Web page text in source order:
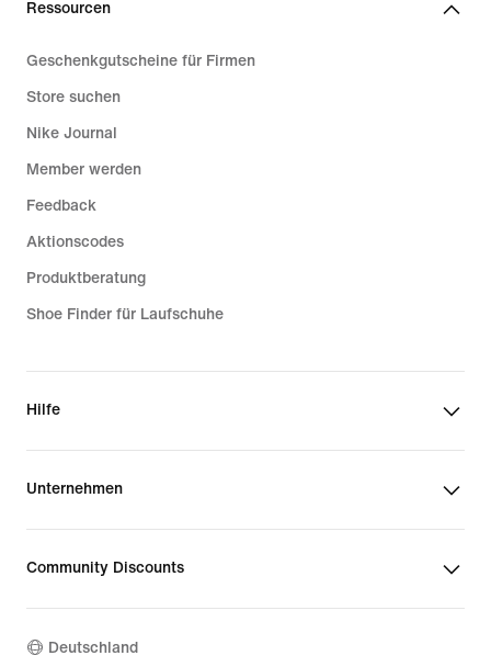
Ressourcen
Geschenkgutscheine für Firmen
Store suchen
Nike Journal
Member werden
Feedback
Aktionscodes
Produktberatung
Shoe Finder für Laufschuhe
Hilfe
Unternehmen
Community Discounts
Deutschland